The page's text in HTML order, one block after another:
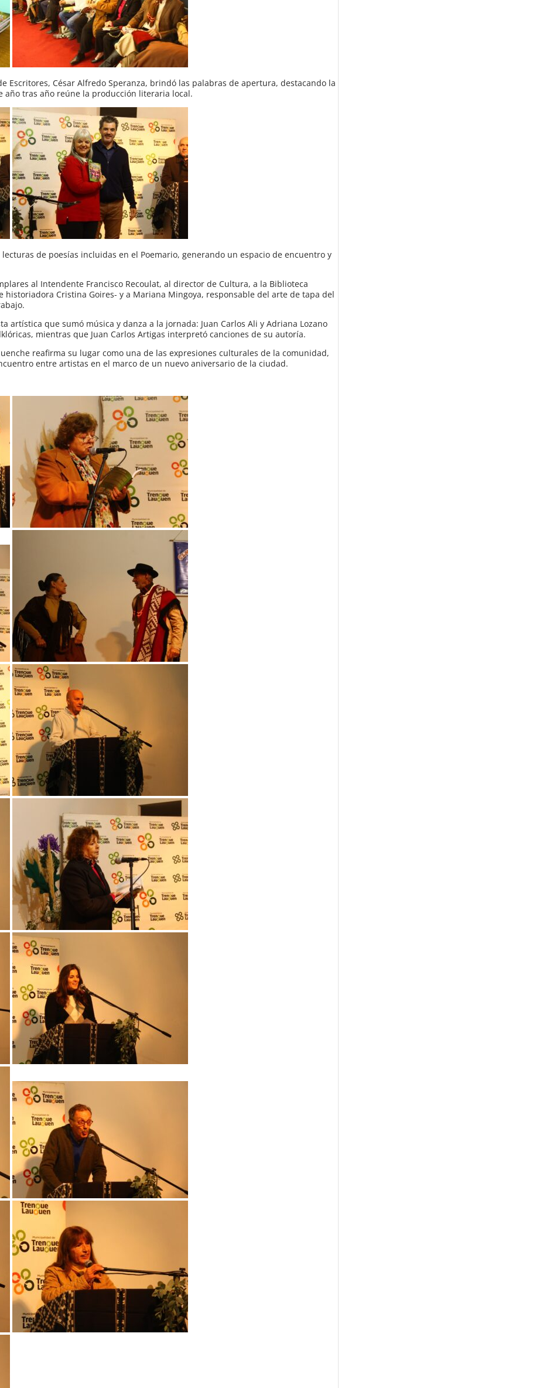
Escritores, César Alfredo Speranza, brindó las palabras de apertura, destacando la
año tras año reúne la producción literaria local.
de poesías incluidas en el Poemario, generando un espacio de encuentro y
al Intendente Francisco Recoulat, al director de Cultura, a la Biblioteca
historiadora Cristina Goires- y a Mariana Mingoya, responsable del arte de tapa del
artística que sumó música y danza a la jornada: Juan Carlos Ali y Adriana Lozano
mientras que Juan Carlos Artigas interpretó canciones de su autoría.
reafirma su lugar como una de las expresiones culturales de la comunidad,
entre artistas en el marco de un nuevo aniversario de la ciudad.